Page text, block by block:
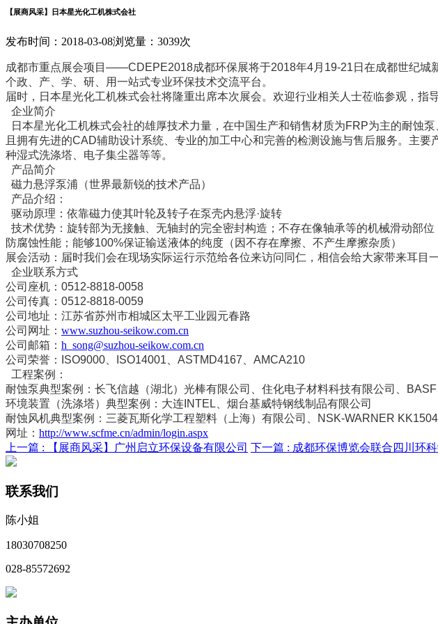
【展商风采】日本星光化工机株式会社
发布时间：2018-03-08浏览量：3039次
成都市重点展会项目——CDEPE2018成都环保展将于2018年4月19-21日在成都世纪城
个政、产、学、研、用一站式专业环保技术交流平台。
届时，日本星光化工机株式会社将隆重出席本次展会。欢迎行业相关人士莅临参观，指导
企业简介
日本星光化工机株式会社的雄厚技术力量，在中国生产和销售材质为FRP为主的耐蚀
且拥有先进的CAD辅助设计系统、专业的加工中心和完善的检测设施与售后服务。主
种湿式洗涤塔、电子集尘器等等。
产品简介
磁力悬浮泵浦（世界最新锐的技术产品）
产品介绍：
驱动原理：依靠磁力使其叶轮及转子在泵壳内悬浮·旋转
技术优势：旋转部为无接触、无轴封的完全密封构造；不存在像轴承等的机械滑动部
防腐蚀性能；能够100%保证输送液体的纯度（因不存在摩擦、不产生摩擦杂质）
展会活动：届时我们会在现场实际运行示范给各位来访问同仁，相信会给大家带来耳目
企业联系方式
公司座机：0512-8818-0058
公司传真：0512-8818-0059
公司地址：江苏省苏州市相城区太平工业园元春路
公司网址： www.suzhou-seikow.com.cn
公司邮箱： h_song@suzhou-seikow.com.cn
公司荣誉：ISO9000、ISO14001、ASTMD4167、AMCA210
工程案例：
耐蚀泵典型案例：长飞信越（湖北）光棒有限公司、住化电子材料科技有限公司、
环境装置（洗涤塔）典型案例：大连INTEL、烟台基威特钢线制品有限公司
耐蚀风机典型案例：三菱瓦斯化学工程塑料（上海）有限公司、NSK-WARNER
网址： http://www.scfme.cn/admin/login.aspx
上一篇 :
【展商风采】广州启立环保设备有限公司 下一篇 : 成都环保博览会联合四川环
联系我们
陈小姐
18030708250
028-85572692